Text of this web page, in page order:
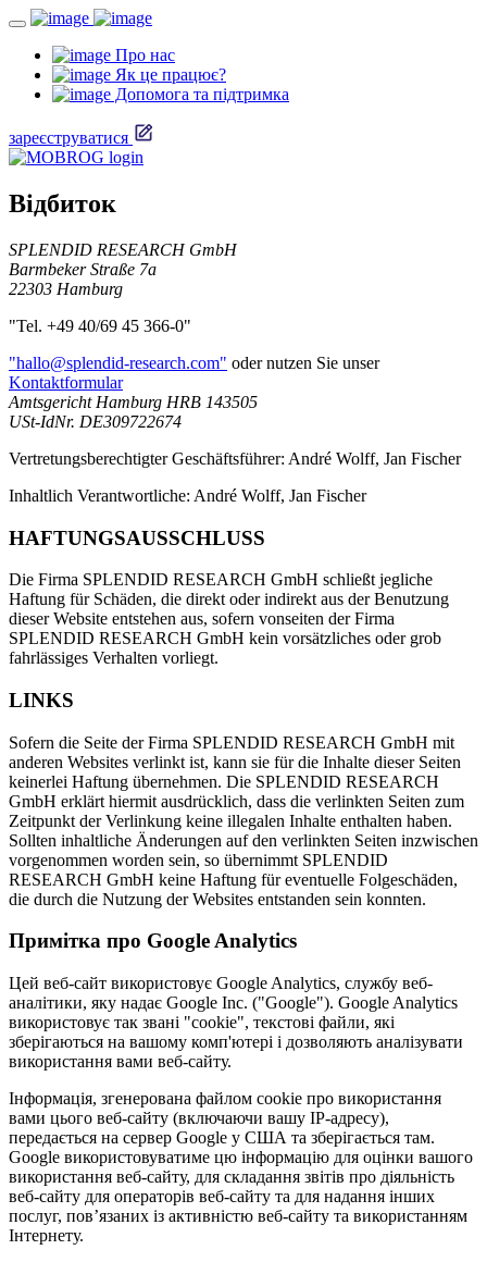
Про нас
Як це працює?
Допомога та підтримка
зареєструватися
Відбиток
SPLENDID RESEARCH GmbH
Barmbeker Straße 7a
22303 Hamburg
"Tel. +49 40/69 45 366-0"
"hallo@splendid-research.com" oder nutzen Sie unser
Kontaktformular
Amtsgericht Hamburg HRB 143505
USt-IdNr. DE309722674
Vertretungsberechtigter Geschäftsführer: André Wolff, Jan Fischer
Inhaltlich Verantwortliche: André Wolff, Jan Fischer
HAFTUNGSAUSSCHLUSS
Die Firma SPLENDID RESEARCH GmbH schließt jegliche
Haftung für Schäden, die direkt oder indirekt aus der Benutzung
dieser Website entstehen aus, sofern vonseiten der Firma
SPLENDID RESEARCH GmbH kein vorsätzliches oder grob
fahrlässiges Verhalten vorliegt.
LINKS
Sofern die Seite der Firma SPLENDID RESEARCH GmbH mit
anderen Websites verlinkt ist, kann sie für die Inhalte dieser Seiten
keinerlei Haftung übernehmen. Die SPLENDID RESEARCH
GmbH erklärt hiermit ausdrücklich, dass die verlinkten Seiten zum
Zeitpunkt der Verlinkung keine illegalen Inhalte enthalten haben.
Sollten inhaltliche Änderungen auf den verlinkten Seiten inzwischen
vorgenommen worden sein, so übernimmt SPLENDID
RESEARCH GmbH keine Haftung für eventuelle Folgeschäden,
die durch die Nutzung der Websites entstanden sein konnten.
Примітка про Google Analytics
Цей веб-сайт використовує Google Analytics, службу веб-
аналітики, яку надає Google Inc. ("Google"). Google Analytics
використовує так звані "cookie", текстові файли, які
зберігаються на вашому комп'ютері і дозволяють аналізувати
використання вами веб-сайту.
Інформація, згенерована файлом cookie про використання
вами цього веб-сайту (включаючи вашу IP-адресу),
передається на сервер Google у США та зберігається там.
Google використовуватиме цю інформацію для оцінки вашого
використання веб-сайту, для складання звітів про діяльність
веб-сайту для операторів веб-сайту та для надання інших
послуг, пов’язаних із активністю веб-сайту та використанням
Інтернету.